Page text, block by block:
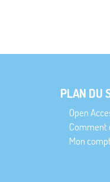
PLAN DU
Open
Comment
Mon